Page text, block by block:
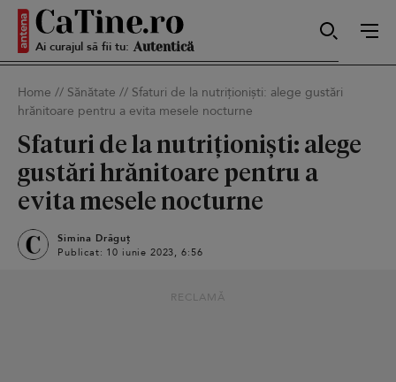
Ai curajul să fii tu: Sexy
Smart
Home // Sănătate // Sfaturi de la nutriționiști: alege gustări
hrănitoare pentru a evita mesele nocturne
Sfaturi de la nutriționiști: alege
gustări hrănitoare pentru a
evita mesele nocturne
Simina Drăguț
Publicat: 10 iunie 2023, 6:56
RECLAMĂ